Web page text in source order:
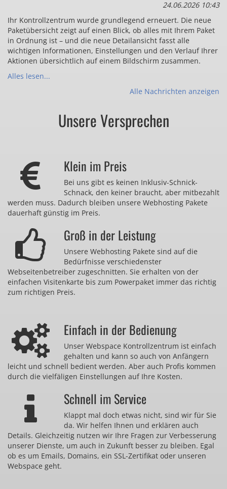
24.06.2026 10:43
Ihr Kontrollzentrum wurde grundlegend erneuert. Die neue
Paketübersicht zeigt auf einen Blick, ob alles mit Ihrem Paket
in Ordnung ist – und die neue Detailansicht fasst alle
wichtigen Informationen, Einstellungen und den Verlauf Ihrer
Aktionen übersichtlich auf einem Bildschirm zusammen.
Alles lesen...
Alle Nachrichten anzeigen
Unsere Versprechen
Klein im Preis
Bei uns gibt es keinen Inklusiv-Schnick-
Schnack, den keiner braucht, aber mitbezahlt
werden muss. Dadurch bleiben unsere Webhosting Pakete
dauerhaft günstig im Preis.
Groß in der Leistung
Unsere Webhosting Pakete sind auf die
Bedürfnisse verschiedenster
Webseitenbetreiber zugeschnitten. Sie erhalten von der
einfachen Visitenkarte bis zum Powerpaket immer das richtig
zum richtigen Preis.
Einfach in der Bedienung
Unser Webspace Kontrollzentrum ist einfach
gehalten und kann so auch von Anfängern
leicht und schnell bedient werden. Aber auch Profis kommen
durch die vielfäligen Einstellungen auf Ihre Kosten.
Schnell im Service
Klappt mal doch etwas nicht, sind wir für Sie
da. Wir helfen Ihnen und erklären auch
Details. Gleichzeitig nutzen wir Ihre Fragen zur Verbesserung
unserer Dienste, um auch in Zukunft besser zu bleiben. Egal
ob es um Emails, Domains, ein SSL-Zertifikat oder unseren
Webspace geht.